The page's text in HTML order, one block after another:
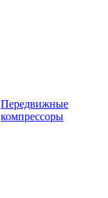
Передвижные
компрессоры